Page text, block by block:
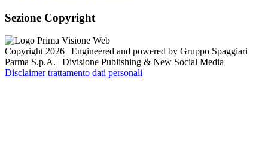
Sezione Copyright
Copyright 2026 | Engineered and powered by Gruppo Spaggiari
Parma S.p.A. | Divisione Publishing & New Social Media
Disclaimer trattamento dati personali